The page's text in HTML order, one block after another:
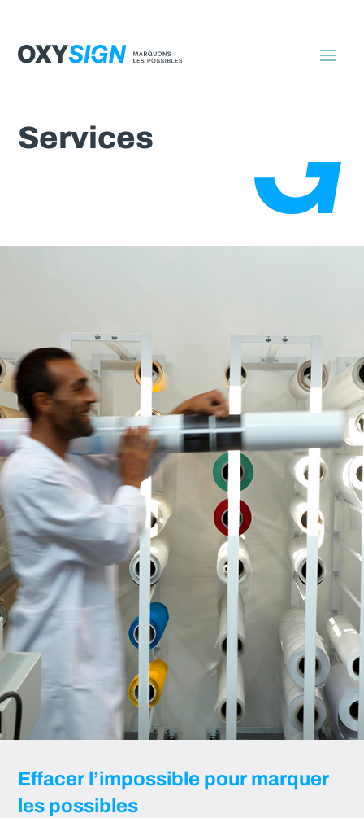
Services
Effacer l’impossible pour marquer
les possibles